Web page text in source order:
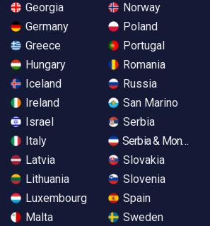
Georgia
Germany
Greece
Hungary
Iceland
Ireland
Israel
Italy
Latvia
Lithuania
Luxembourg
Malta
Norway
Poland
Portugal
Romania
Russia
San Marino
Serbia
Serbia &
Slovakia
Slovenia
Spain
Sweden